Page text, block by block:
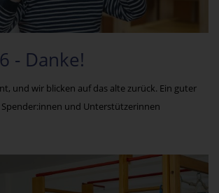
- Danke!
und wir blicken auf das alte zurück. Ein guter
Spender:innen und Unterstützerinnen